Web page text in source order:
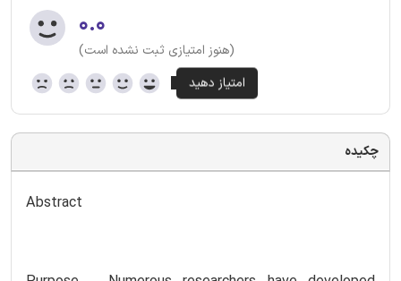
۰.۰
(هنوز امتیازی ثبت نشده است)
چکیده
Abstract